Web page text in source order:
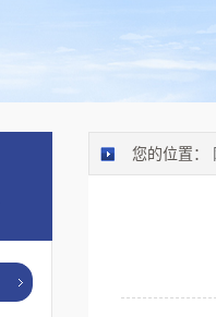
您的位置：